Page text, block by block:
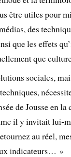
être utiles pour
des
que les effets
que
sociales,
de Jousse en
il y invitait lui-
au réel,
indicateurs… »